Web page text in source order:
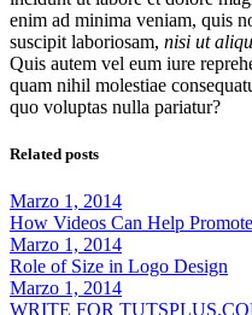
enim ad minima veniam, quis
suscipit laboriosam, nisi ut
Quis autem vel eum iure
quam nihil molestiae
quo voluptas nulla pariatur?
Related posts
Marzo 1, 2014
How Videos Can Help
Marzo 1, 2014
Role of Size in Logo Design
Marzo 1, 2014
WRITE FOR